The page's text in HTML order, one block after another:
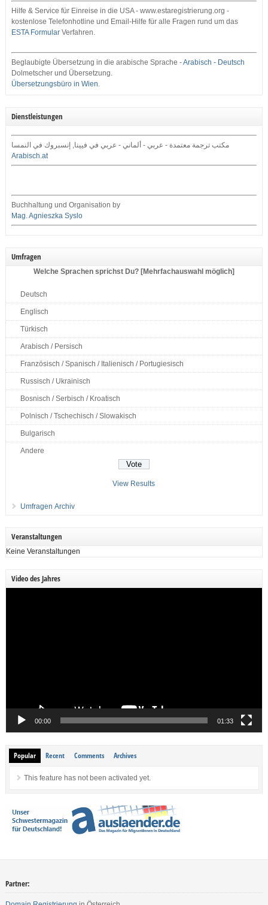
Hilfe & Service für Einreise in die USA - www.estaregistrierung.org -
kostenlose Telefonhotline und Email-Hilfe für alle Fragen rund um das
ESTA FormularVerfahren.
Beglaubigte Übersetzung in die arabische Sprache -Arabisch - Deutsch
Dolmetscher und Übersetzung.
Übersetzungsbüro in Wien.
Dienstleistungen
مكتب ترجمة معتمدة - عربي - ألماني - عربي في فيينا, إنسبروك في النمسا
Arabisch.at
Buchhaltung und Organisation by
Mag. Agnieszka Syslo
Umfragen
Welche Sprachen sprichst Du? [Mehrfachauswahl möglich]
Deutsch
Englisch
Türkisch
Arabisch / Persisch
Französisch / Spanisch / Italienisch / Portugiesisch
Russisch / Ukrainisch
Bosnisch / Serbisch / Kroatisch
Polnisch / Tschechisch / Slowakisch
Bulgarisch
Andere
View Results
Umfragen Archiv
Veranstaltungen
Keine Veranstaltungen
Video des Jahres
00:00 01:33
Popular Recent Comments Archives
This feature has not been activated yet.
Partner: